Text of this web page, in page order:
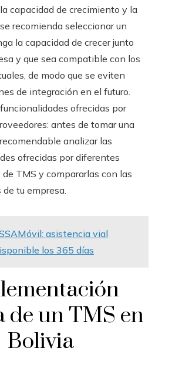
capacidad de crecimiento y la
recomienda seleccionar un
la capacidad de crecer junto
y que sea compatible con los
de modo que se eviten
de integración en el futuro.
ofrecidas por
antes de tomar una
analizar las
ofrecidas por diferentes
de TMS y compararlas con las
tu empresa.
asistencia vial
los 365 días
de un TMS en
Bolivia